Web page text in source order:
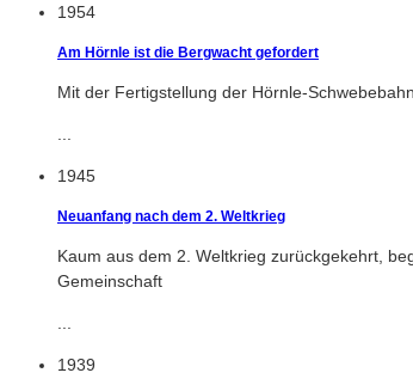
1954
Am Hörnle ist die Bergwacht gefordert
Mit der Fertigstellung der Hörnle-
1945
Neuanfang nach dem 2. Weltkrieg
Kaum aus dem 2. Weltkrieg zurückgekehrt,
Gemeinschaft
1939